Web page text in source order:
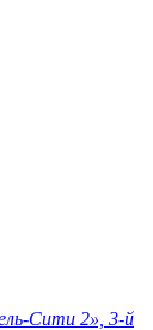
Сити 2», 3-й